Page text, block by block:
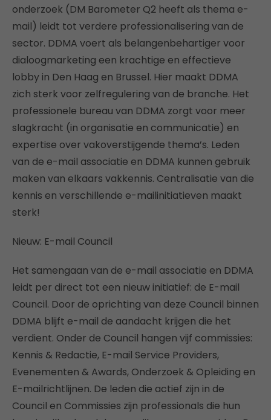
onderzoek (DM Barometer Q2 heeft als thema e-
mail) leidt tot verdere professionalisering van de
sector. DDMA voert als belangenbehartiger voor
dialoogmarketing een krachtige en effectieve
lobby in Den Haag en Brussel. Hier maakt DDMA
zich sterk voor zelfregulering van de branche. Het
professionele bureau van DDMA zorgt voor meer
slagkracht (in organisatie en communicatie) en
expertise over vakoverstijgende thema’s. Leden
van de e-mail associatie en DDMA kunnen gebruik
maken van elkaars vakkennis. Centralisatie van die
kennis en verschillende e-mailinitiatieven maakt
sterk!
Nieuw: E-mail Council
Het samengaan van de e-mail associatie en DDMA
leidt per direct tot een nieuw initiatief: de E-mail
Council. Door de oprichting van deze Council binnen
DDMA blijft e-mail de aandacht krijgen die het
verdient. Onder de Council hangen vijf commissies:
Kennis & Redactie, E-mail Service Providers,
Evenementen & Awards, Onderzoek & Opleiding en
E-mailrichtlijnen. De leden die actief zijn in de
Council en Commissies zijn professionals die hun